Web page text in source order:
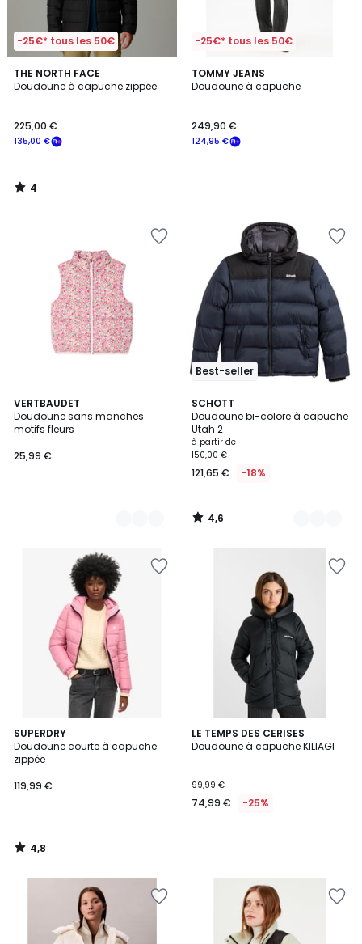
-25€* tous les 50€
THE NORTH FACE
Doudoune à capuche zippée
135,00 €
225,00 €
4
/
4
/
-25€* tous les 50€
TOMMY JEANS
Doudoune à capuche
124,95 €
249,90 €
VERTBAUDET
Doudoune sans manches
motifs fleurs
25,99 €
2
Couleurs
Best-seller
SCHOTT
Doudoune bi-colore à capuche
Utah 2
à partir de
150,00 €
121,65 € -18%
4,6
/ 5
6
Couleurs
4,6
/
SUPERDRY
Doudoune courte à capuche
zippée
119,99 €
4,8
/ 5
4,8
/
LE TEMPS DES CERISES
Doudoune à capuche KILIAGI
99,99 €
74,99 € -25%